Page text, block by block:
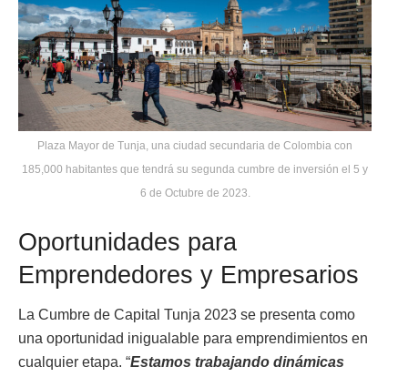
Plaza Mayor de Tunja, una ciudad secundaria de Colombia con
185,000 habitantes que tendrá su segunda cumbre de inversión el 5 y
6 de Octubre de 2023.
Oportunidades para
Emprendedores y Empresarios
La Cumbre de Capital Tunja 2023 se presenta como
una oportunidad inigualable para emprendimientos en
cualquier etapa. “Estamos trabajando dinámicas